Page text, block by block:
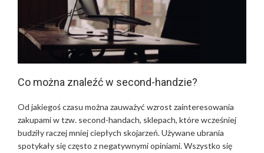
Co można znaleźć w second-handzie?
Od jakiegoś czasu można zauważyć wzrost zainteresowania
zakupami w tzw. second-handach, sklepach, które wcześniej
budziły raczej mniej ciepłych skojarzeń. Używane ubrania
spotykały się często z negatywnymi opiniami. Wszystko się